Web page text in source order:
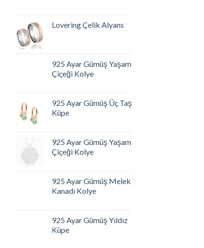
Lovering Çelik Alyans
925 Ayar Gümüş Yaşam
Çiçeği Kolye
925 Ayar Gümüş Üç Taş
Küpe
925 Ayar Gümüş Yaşam
Çiçeği Kolye
925 Ayar Gümüş Melek
Kanadı Kolye
925 Ayar Gümüş Yıldız
Küpe